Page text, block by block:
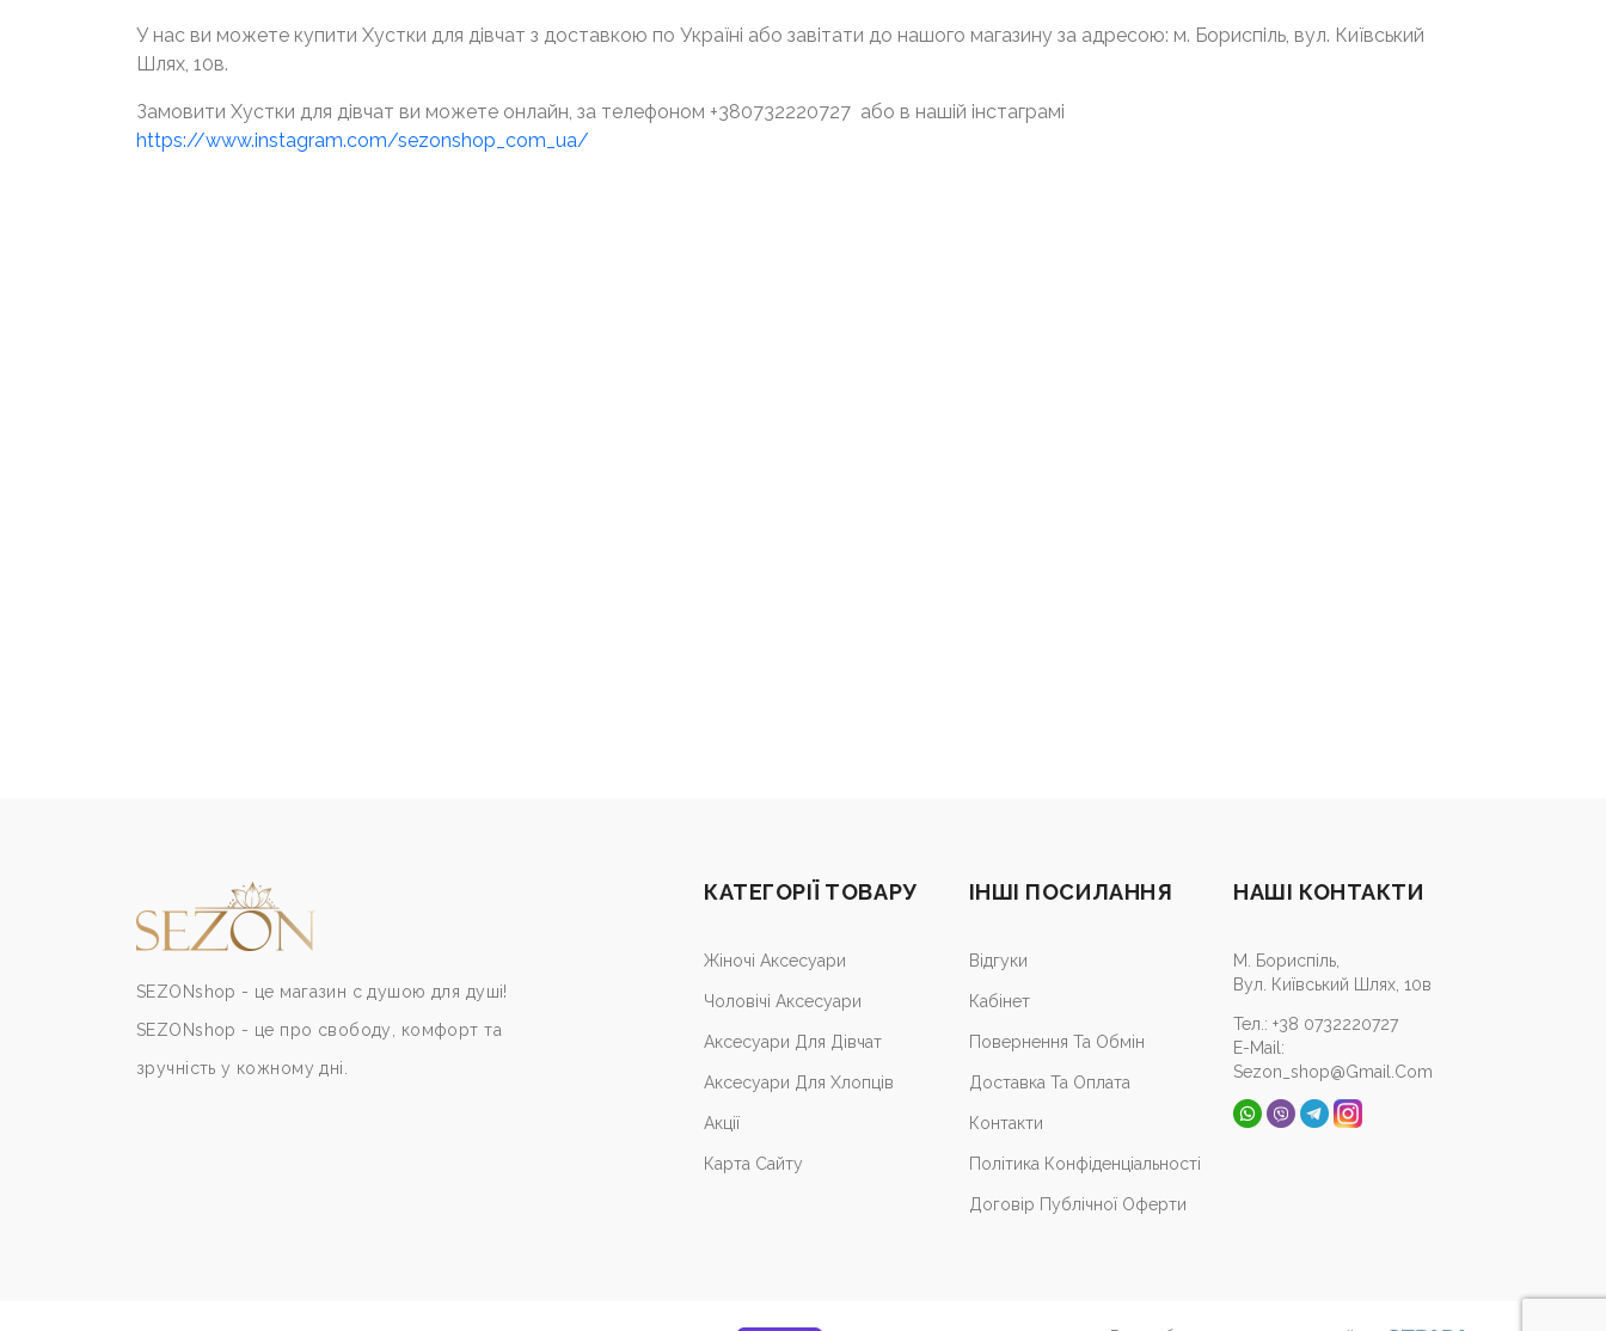
У нас ви можете купити Хустки для дівчат з доставкою по Україні або завітати до нашого магазину за адресою: м. Бориспіль, вул. Київський
Шлях, 10в.
Замовити Хустки для дівчат ви можете онлайн, за телефоном +380732220727 або в нашій інстаграмі
https://www.instagram.com/sezonshop_com_ua/
SEZONshop - це магазин с душою для душі!
SEZONshop - це про свободу, комфорт та
зручність у кожному дні.
КАТЕГОРІЇ ТОВАРУ
Жіночі Аксесуари
Чоловічі Аксесуари
Аксесуари Для Дівчат
Аксесуари Для Хлопців
Акції
Карта Сайту
ІНШІ ПОСИЛАННЯ
Відгуки
Кабiнет
Повернення Та Обмін
Доставка Та Оплата
Контакти
Політика Конфіденціальності
Договір Публічної Оферти
НАШІ КОНТАКТИ
М. Бориспіль,
Вул. Київський Шлях, 10в
Тел.: +38 0732220727
E-Mail:
Sezon_shop@gmail.com